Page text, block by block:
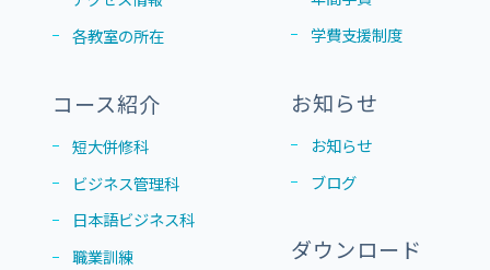
各教室の所在
コース紹介
短大併修科
ビジネス管理科
日本語ビジネス科
職業訓練
学費支援制度
お知らせ
お知らせ
ブログ
ダウンロード